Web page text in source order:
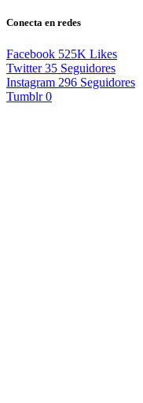
Conecta en redes
Facebook 525K Likes
Twitter 35 Seguidores
Instagram 296 Seguidores
Tumblr 0